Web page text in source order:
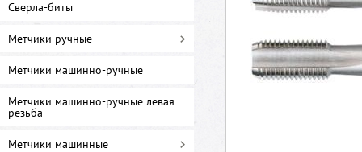
Сверла-биты
Метчики ручные
Метчики машинно-ручные
Метчики машинно-ручные левая
резьба
Метчики машинные